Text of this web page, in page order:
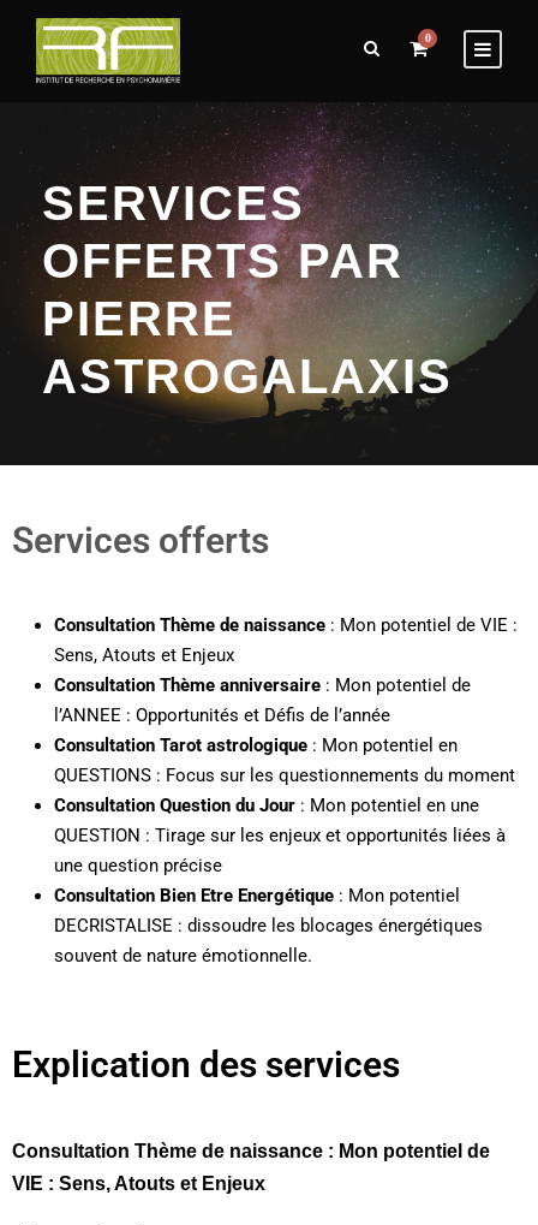
0
SERVICES
OFFERTS PAR
PIERRE
ASTROGALAXIS
Services offerts
Consultation Thème de naissance : Mon potentiel de VIE :
Sens, Atouts et Enjeux
Consultation Thème anniversaire : Mon potentiel de
l’ANNEE : Opportunités et Défis de l’année
Consultation Tarot astrologique : Mon potentiel en
QUESTIONS : Focus sur les questionnements du moment
Consultation Question du Jour : Mon potentiel en une
QUESTION : Tirage sur les enjeux et opportunités liées à
une question précise
Consultation Bien Etre Energétique : Mon potentiel
DECRISTALISE : dissoudre les blocages énergétiques
souvent de nature émotionnelle.
Explication des services
Consultation Thème de naissance : Mon potentiel de
VIE : Sens, Atouts et Enjeux